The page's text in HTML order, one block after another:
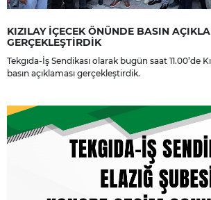
KIZILAY İÇECEK ÖNÜNDE BASIN
GERÇEKLEŞTİRDİK
Tekgıda-İş Sendikası olarak bugün saat 11.00’de
basın açıklaması gerçekleştirdik.